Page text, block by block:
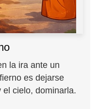
la ira ante un
es dejarse
cielo, dominarla.